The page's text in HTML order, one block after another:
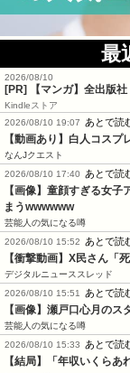
最
2026/08/10
[PR] 【マンガ】全出版
Kindleストア
2026/08/10 19:07
あとで読
【動画あり】白人コス
なんJクエスト
2026/08/10 17:40
あとで読
【画像】童顔すぎる女
まうwwwwww
芸能人の気になる噂
2026/08/10 15:52
あとで読
【衝撃動画】X民さん
デジタルニューススレッド
2026/08/10 15:51
あとで読
【画像】瀬戸口心月の
芸能人の気になる噂
2026/08/10 15:33
あとで読
【結局】「年収いくら